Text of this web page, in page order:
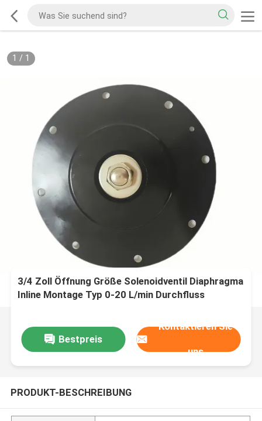
1 / 1
3/4 Zoll Öffnung Größe Solenoidventil Diaphragma
Inline Montage Typ 0-20 L/min Durchfluss
Bestpreis
Kontaktieren Sie
uns
PRODUKT-BESCHREIBUNG